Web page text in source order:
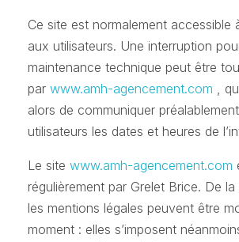
Ce site est normalement accessible
aux utilisateurs. Une interruption
maintenance technique peut être
par www.amh-agencement.com ,
alors de communiquer
utilisateurs les dates et heures de
Le site www.amh-agencement.com
régulièrement par Grelet Brice. De
les mentions légales peuvent être
moment : elles s’imposent